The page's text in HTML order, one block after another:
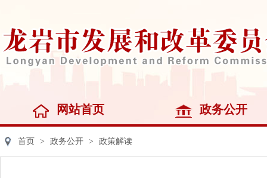
网站首页 政务公开
首页 > 政务公开 > 政策解读